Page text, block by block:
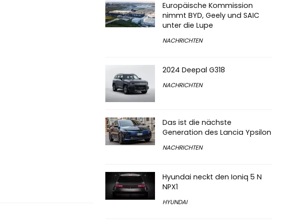
Europäische Kommission
nimmt BYD, Geely und SAIC
unter die Lupe
NACHRICHTEN
2024 Deepal G318
NACHRICHTEN
Das ist die nächste
Generation des Lancia Ypsilon
NACHRICHTEN
Hyundai neckt den Ioniq 5 N
NPX1
HYUNDAI